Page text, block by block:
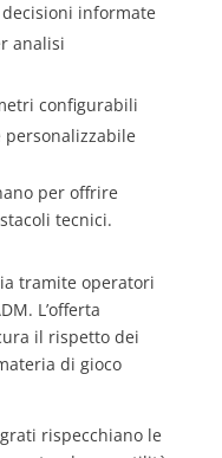
informate
analisi
configurabili
per offrire
tecnici.
tramite operatori
L’offerta
il rispetto dei
di gioco
rispecchiano le